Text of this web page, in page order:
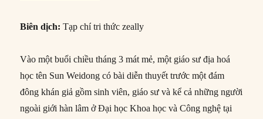
Biên dịch:Tạp chí tri thức zeally
Vào một buổi chiều tháng 3 mát mẻ, một giáo sư địa hoá
học tên Sun Weidong có bài diễn thuyết trước một đám
đông khán giả gồm sinh viên, giáo sư và kể cả những người
ngoài giới hàn lâm ở Đại học Khoa học và Công nghệ tại